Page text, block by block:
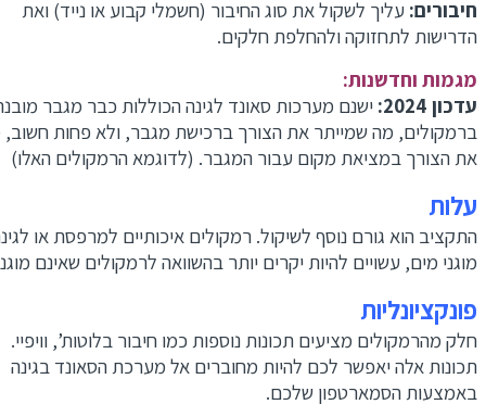
חיבורים:עליך לשקול את סוג החיבור (חשמלי קבוע או נייד) ואת
הדרישות לתחזוקה ולהחלפת חלקים.
מגמות וחדשנות:
עדכון 2024:
ישנם מערכות סאונד לגינה הכוללות כבר מגבר מובנה
ברמקולים, מה שמייתר את הצורך ברכישת מגבר, ולא פחות חשוב,
את הצורך במציאת מקום עבור המגבר. (לדוגמא הרמקולים האלו)
עלות
התקציב הוא גורם נוסף לשיקול. רמקולים איכותיים למרפסת או לגינה
מוגני מים, עשויים להיות יקרים יותר בהשוואה לרמקולים שאינם
פונקציונליות
חלק מהרמקולים מציעים תכונות נוספות כמו חיבור בלוטות’, וויפיי.
תכונות אלה יאפשר לכם להיות מחוברים אל מערכת הסאונד בגינה
באמצעות הסמארטפון שלכם.